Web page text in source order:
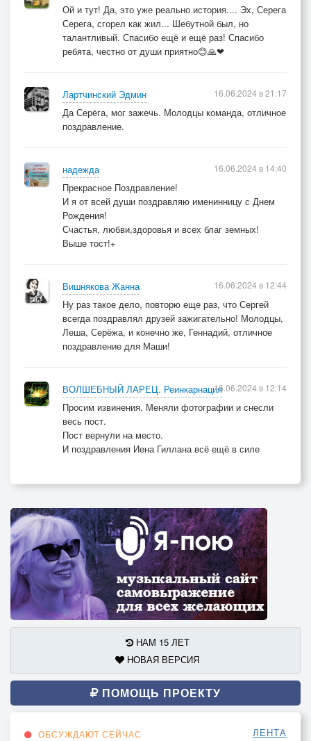
Ой и тут! Да, это уже реально история.... Эх, Серега
Серега, сгорел как жил... Шебутной был, но
талантливый. Спасибо ещё и ещё раз! Спасибо
ребята, честно от души приятно😊🙏❤
Лартчинский Эдмин
Да Серёга, мог зажечь. Молодцы команда, отличное
поздравление.
16.06.2024 в 21:17
надежда
Прекрасное Поздравление!
И я от всей души поздравляю именинницу с Днем
Рождения!
Счастья, любви,здоровья и всех благ земных!
Выше тост!+
16.06.2024 в 14:40
Вишнякова Жанна
Ну раз такое дело, повторю еще раз, что Сергей
всегда поздравлял друзей зажигательно! Молодцы,
Леша, Серёжа, и конечно же, Геннадий, отличное
поздравление для Маши!
16.06.2024 в 12:44
ВОЛШЕБНЫЙ ЛАРЕЦ. Реинкарнация
Просим извинения. Меняли фотографии и снесли
весь пост.
Пост вернули на место.
И поздравления Иена Гиллана всё ещё в силе
16.06.2024 в 12:14
НАМ 15 ЛЕТ
НОВАЯ ВЕРСИЯ
ПОМОЩЬ ПРОЕКТУ
ОБСУЖДАЮТ СЕЙЧАС ЛЕНТА